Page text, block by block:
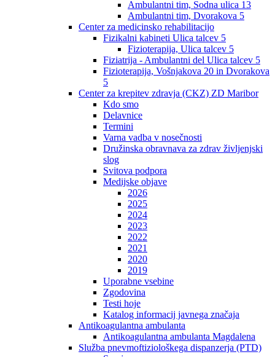
Ambulantni tim, Sodna ulica 13
Ambulantni tim, Dvorakova 5
Center za medicinsko rehabilitacijo
Fizikalni kabineti Ulica talcev 5
Fizioterapija, Ulica talcev 5
Fiziatrija - Ambulantni del Ulica talcev 5
Fizioterapija, Vošnjakova 20 in Dvorakova
5
Center za krepitev zdravja (CKZ) ZD Maribor
Kdo smo
Delavnice
Termini
Varna vadba v nosečnosti
Družinska obravnava za zdrav življenjski
slog
Svitova podpora
Medijske objave
2026
2025
2024
2023
2022
2021
2020
2019
Uporabne vsebine
Zgodovina
Testi hoje
Katalog informacij javnega značaja
Antikoagulantna ambulanta
Antikoagulantna ambulanta Magdalena
Služba pnevmoftiziološkega dispanzerja (PTD)